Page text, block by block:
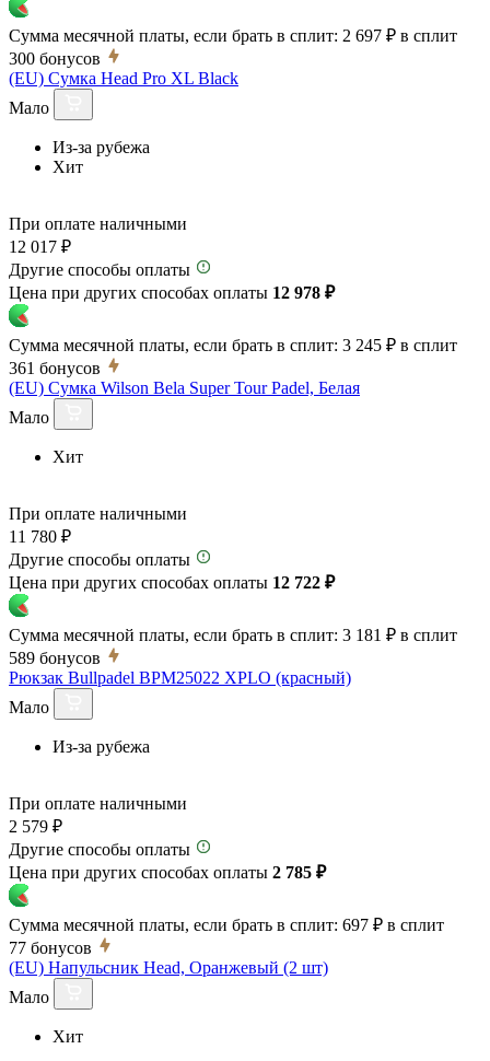
Сумма месячной платы, если брать в сплит: 2 697 ₽ в сплит
300 бонусов
(EU) Сумка Head Pro XL Black
Мало
Из-за рубежа
Хит
При оплате наличными
12 017 ₽
Другие способы оплаты
Цена при других способах оплаты 12 978 ₽
Сумма месячной платы, если брать в сплит: 3 245 ₽ в сплит
361 бонусов
(EU) Сумка Wilson Bela Super Tour Padel, Белая
Мало
Хит
При оплате наличными
11 780 ₽
Другие способы оплаты
Цена при других способах оплаты 12 722 ₽
Сумма месячной платы, если брать в сплит: 3 181 ₽ в сплит
589 бонусов
Рюкзак Bullpadel BPM25022 XPLO (красный)
Мало
Из-за рубежа
При оплате наличными
2 579 ₽
Другие способы оплаты
Цена при других способах оплаты 2 785 ₽
Сумма месячной платы, если брать в сплит: 697 ₽ в сплит
77 бонусов
(EU) Напульсник Head, Оранжевый (2 шт)
Мало
Хит